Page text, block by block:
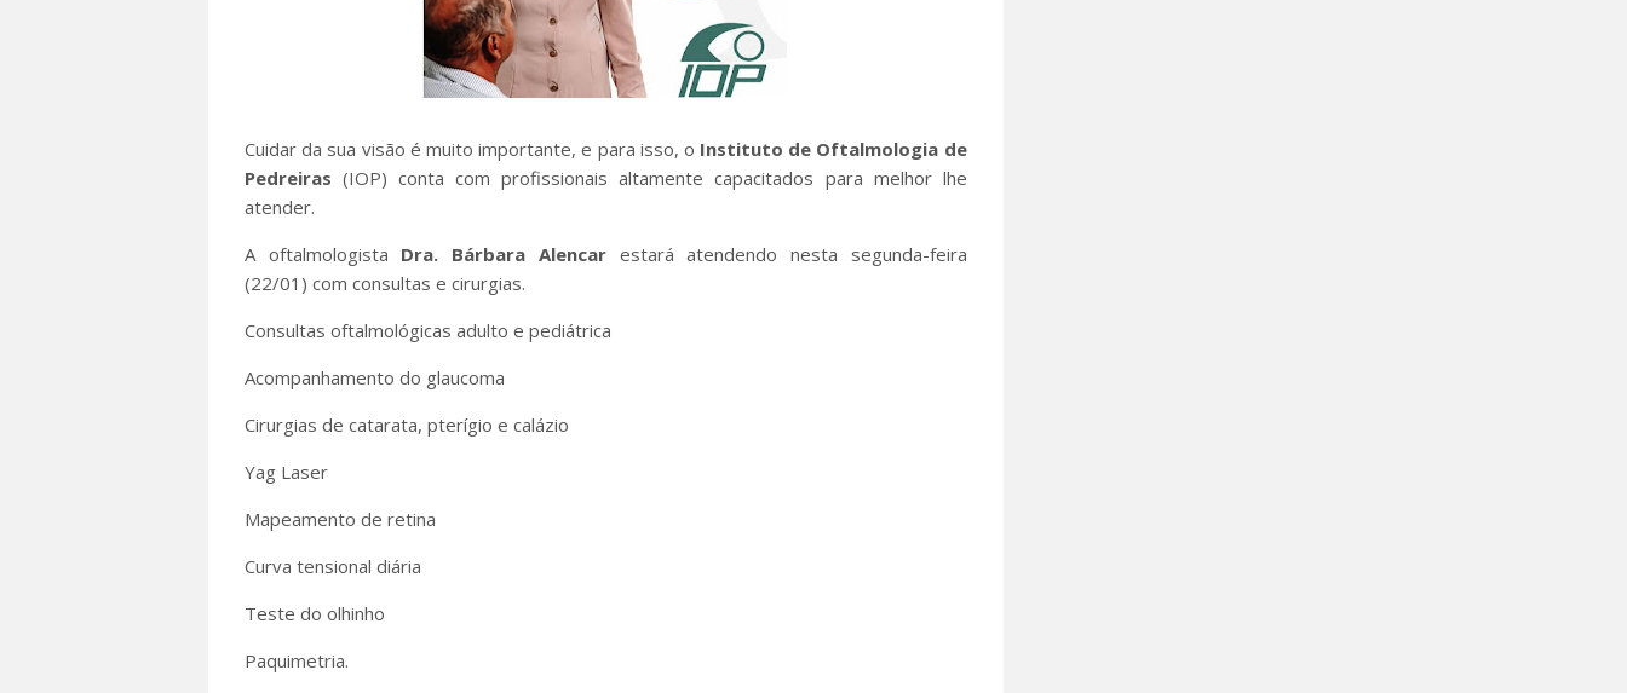
Cuidar da sua visão é muito importante, e para isso, o Instituto de Oftalmologia de
Pedreiras (IOP) conta com profissionais altamente capacitados para melhor lhe
atender.
A oftalmologista Dra. Bárbara Alencarestará atendendo nesta segunda-feira
(22/01) com consultas e cirurgias.
Consultas oftalmológicas adulto e pediátrica
Acompanhamento do glaucoma
Cirurgias de catarata, pterígio e calázio
Yag Laser
Mapeamento de retina
Curva tensional diária
Teste do olhinho
Paquimetria.